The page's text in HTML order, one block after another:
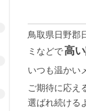
鳥取県日野郡
ミなどで高
いつも温かい
ご期待に応え
選ばれ続ける